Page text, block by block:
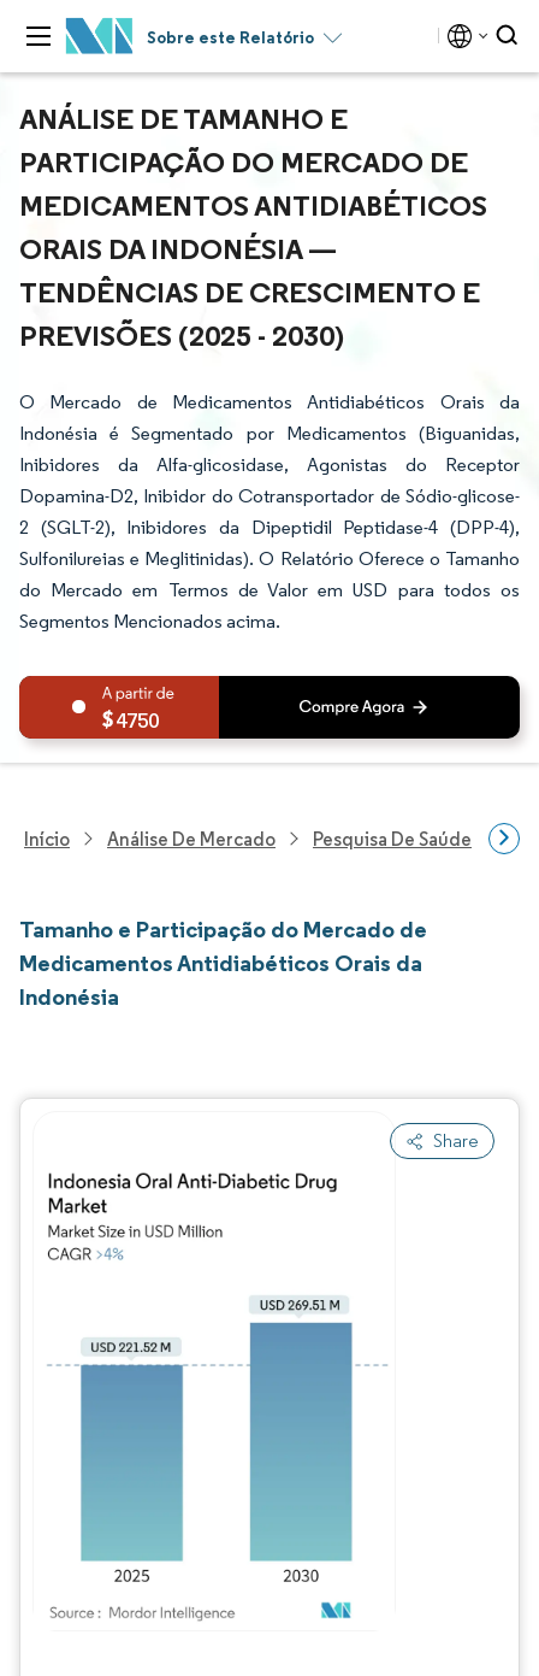
Sobre este Relatório
ANÁLISE DE TAMANHO E
PARTICIPAÇÃO DO MERCADO DE
MEDICAMENTOS ANTIDIABÉTICOS
ORAIS DA INDONÉSIA —
TENDÊNCIAS DE CRESCIMENTO E
PREVISÕES (2025 - 2030)
O Mercado de Medicamentos Antidiabéticos Orais da
Indonésia é Segmentado por Medicamentos (Biguanidas,
Inibidores da Alfa-glicosidase, Agonistas do Receptor
Dopamina-D2, Inibidor do Cotransportador de Sódio-glicose-
2 (SGLT-2), Inibidores da Dipeptidil Peptidase-4 (DPP-4),
Sulfonilureias e Meglitinidas). O Relatório Oferece o Tamanho
do Mercado em Termos de Valor em USD para todos os
Segmentos Mencionados acima.
4750
Início Análise De Mercado Pesquisa De Saúde
Tamanho e Participação do Mercado de
Medicamentos Antidiabéticos Orais da
Indonésia
Share